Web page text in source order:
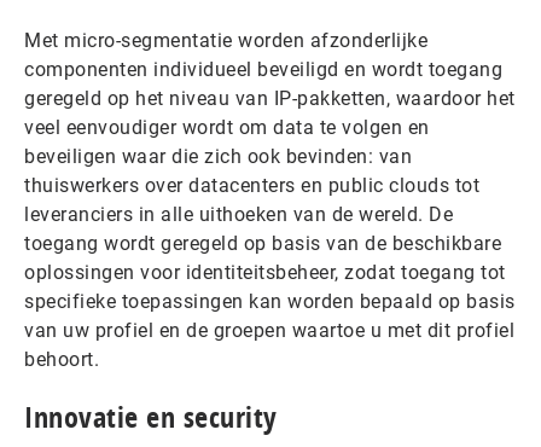
Met micro-segmentatie worden afzonderlijke
componenten individueel beveiligd en wordt toegang
geregeld op het niveau van IP-pakketten, waardoor het
veel eenvoudiger wordt om data te volgen en
beveiligen waar die zich ook bevinden: van
thuiswerkers over datacenters en public clouds tot
leveranciers in alle uithoeken van de wereld. De
toegang wordt geregeld op basis van de beschikbare
oplossingen voor identiteitsbeheer, zodat toegang tot
specifieke toepassingen kan worden bepaald op basis
van uw profiel en de groepen waartoe u met dit profiel
behoort.
Innovatie en security